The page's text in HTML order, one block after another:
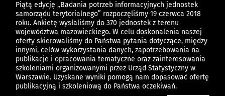
Piątą edycję „Badania potrzeb informacyjnych jednostek
samorządu terytorialnego” rozpoczęliśmy 19 czerwca 2018
roku. Ankietę wysłaliśmy do 370 jednostek z terenu
województwa mazowieckiego. W celu doskonalenia naszej
oferty skierowaliśmy do Państwa pytania dotyczące, między
innymi, celów wykorzystania danych, zapotrzebowania na
publikacje i opracowania tematyczne oraz zainteresowania
szkoleniami organizowanymi przez Urząd Statystyczny w
Warszawie. Uzyskane wyniki pomogą nam dopasować ofertę
publikacyjną i szkoleniową do Państwa oczekiwań.